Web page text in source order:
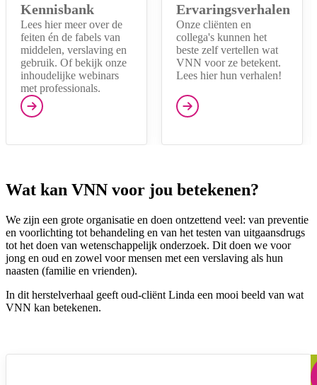
Kennisbank
Lees hier meer over de
feiten én de fabels van
middelen, verslaving en
gebruik. Of bekijk onze
inhoudelijke webinars
met professionals.
Ervaringsverhalen
Onze cliënten en
collega's kunnen het
beste zelf vertellen wat
VNN voor ze betekent.
Lees hier hun verhalen!
Wat kan VNN voor jou betekenen?
We zijn een grote organisatie en doen ontzettend veel: van preventie
en voorlichting tot behandeling en van het testen van uitgaansdrugs
tot het doen van wetenschappelijk onderzoek. Dit doen we voor
jong en oud en zowel voor mensen met een verslaving als hun
naasten (familie en vrienden).
In dit herstelverhaal geeft oud-cliënt Linda een mooi beeld van wat
VNN kan betekenen.